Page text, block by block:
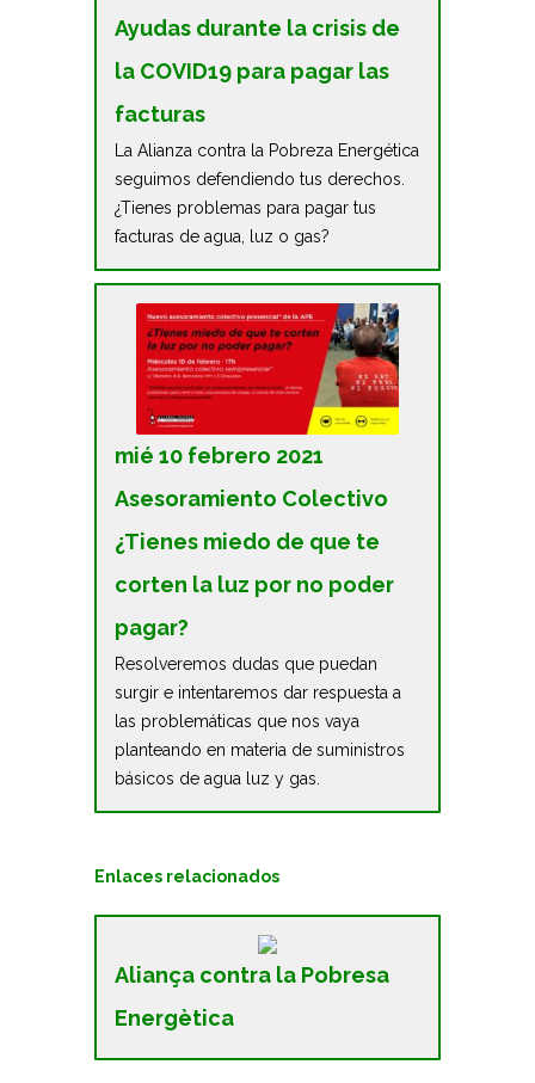
Ayudas durante la crisis de
la COVID19 para pagar las
facturas
La Alianza contra la Pobreza Energética
seguimos defendiendo tus derechos.
¿Tienes problemas para pagar tus
facturas de agua, luz o gas?
mié 10 febrero 2021
Asesoramiento Colectivo
¿Tienes miedo de que te
corten la luz por no poder
pagar?
Resolveremos dudas que puedan
surgir e intentaremos dar respuesta a
las problemáticas que nos vaya
planteando en materia de suministros
básicos de agua luz y gas.
Enlaces relacionados
Aliança contra la Pobresa
Energètica